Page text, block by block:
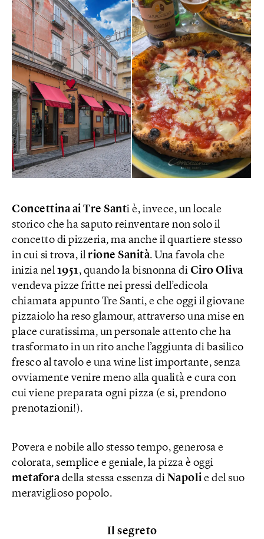
Concettina ai Tre Santi è, invece, un locale
storico che ha saputo reinventare non solo il
concetto di pizzeria, ma anche il quartiere stesso
in cui si trova, il rione Sanità. Una favola che
inizia nel 1951, quando la bisnonna di Ciro Oliva
vendeva pizze fritte nei pressi dell’edicola
chiamata appunto Tre Santi, e che oggi il giovane
pizzaiolo ha reso glamour, attraverso una mise en
place curatissima, un personale attento che ha
trasformato in un rito anche l’aggiunta di basilico
fresco al tavolo e una wine list importante, senza
ovviamente venire meno alla qualità e cura con
cui viene preparata ogni pizza (e si, prendono
prenotazioni!).
Povera e nobile allo stesso tempo, generosa e
colorata, semplice e geniale, la pizza è oggi
metaforadella stessa essenza di Napolie del suo
meraviglioso popolo.
Il segreto